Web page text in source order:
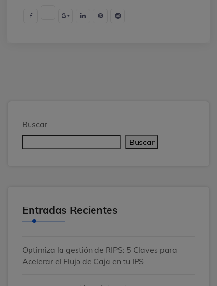
Buscar
Buscar
Entradas Recientes
Optimiza la gestión de RIPS: 5 Claves para
Acelerar el Flujo de Caja en tu IPS